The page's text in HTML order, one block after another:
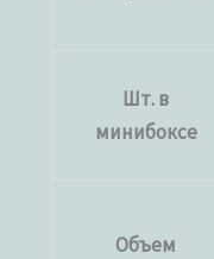
Шт. в
минибоксе
Объем